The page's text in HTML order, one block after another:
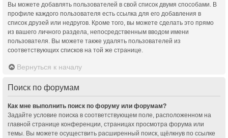
Вы можете добавлять пользователей в свой список двумя способами. В
профиле каждого пользователя есть ссылка для его добавления в
список друзей или недругов. Кроме того, вы можете сделать это прямо
из вашего личного раздела, непосредственным вводом имени
пользователя. Вы можете также удалять пользователей из
соответствующих списков на той же странице.
Вернуться к началу
Поиск по форумам
Как мне выполнить поиск по форуму или форумам?
Задайте условие поиска в соответствующем поле, расположенном на
главной странице конференции, страницах просмотра форума или
темы. Вы можете осуществить расширенный поиск, щёлкнув по ссылке